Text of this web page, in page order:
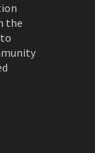
the